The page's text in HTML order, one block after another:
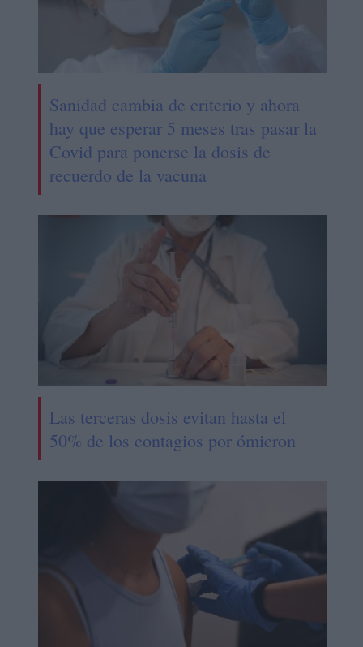
Sanidad cambia de criterio y ahora
hay que esperar 5 meses tras pasar la
Covid para ponerse la dosis de
recuerdo de la vacuna
Las terceras dosis evitan hasta el
50% de los contagios por ómicron